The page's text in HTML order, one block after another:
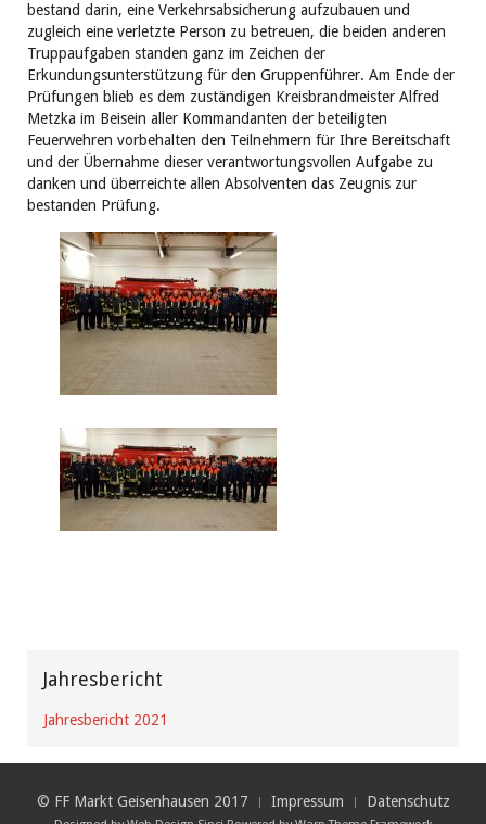
bestand darin, eine Verkehrsabsicherung aufzubauen und
zugleich eine verletzte Person zu betreuen, die beiden anderen
Truppaufgaben standen ganz im Zeichen der
Erkundungsunterstützung für den Gruppenführer. Am Ende der
Prüfungen blieb es dem zuständigen Kreisbrandmeister Alfred
Metzka im Beisein aller Kommandanten der beteiligten
Feuerwehren vorbehalten den Teilnehmern für Ihre Bereitschaft
und der Übernahme dieser verantwortungsvollen Aufgabe zu
danken und überreichte allen Absolventen das Zeugnis zur
bestanden Prüfung.
Jahresbericht
Jahresbericht 2021
© FF Markt Geisenhausen 2017 Impressum Datenschutz